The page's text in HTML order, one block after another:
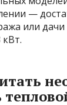
—
или